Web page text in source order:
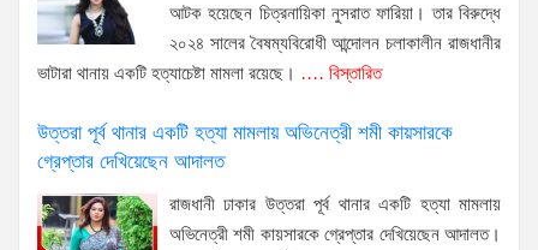
আটক হয়েছেন চিত্রনায়িকা নুসরাত ফারিয়া। তার বিরুদ্ধে
২০২৪ সালের বৈষম্যবিরোধী আন্দোলন চলাকালীন রাজধানীর
ভাটারা থানায় একটি হত্যাচেষ্টা মামলা রয়েছে। .... বিস্তারিত
উত্তরা পূর্ব থানার একটি হত্যা মামলায় অভিনেত্রী শমী কায়সারকে
গ্রেপ্তার দেখিয়েছেন আদালত
রাজধানী ঢাকার উত্তরা পূর্ব থানার একটি হত্যা মামলায়
অভিনেত্রী শমী কায়সারকে গ্রেপ্তার দেখিয়েছেন আদালত।